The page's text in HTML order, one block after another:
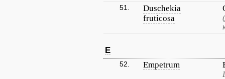
51.
Duschekia
fruticosa
E
52. Empetrum